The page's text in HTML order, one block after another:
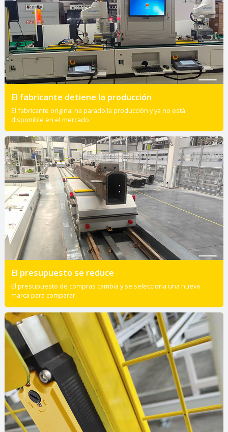
El fabricante detiene la producción
El fabricante original ha parado la producción y ya no está
disponible en el mercado.
El presupuesto se reduce
El presupuesto de compras cambia y se selecciona una nueva
marca para comparar